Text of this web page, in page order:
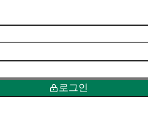
로그인